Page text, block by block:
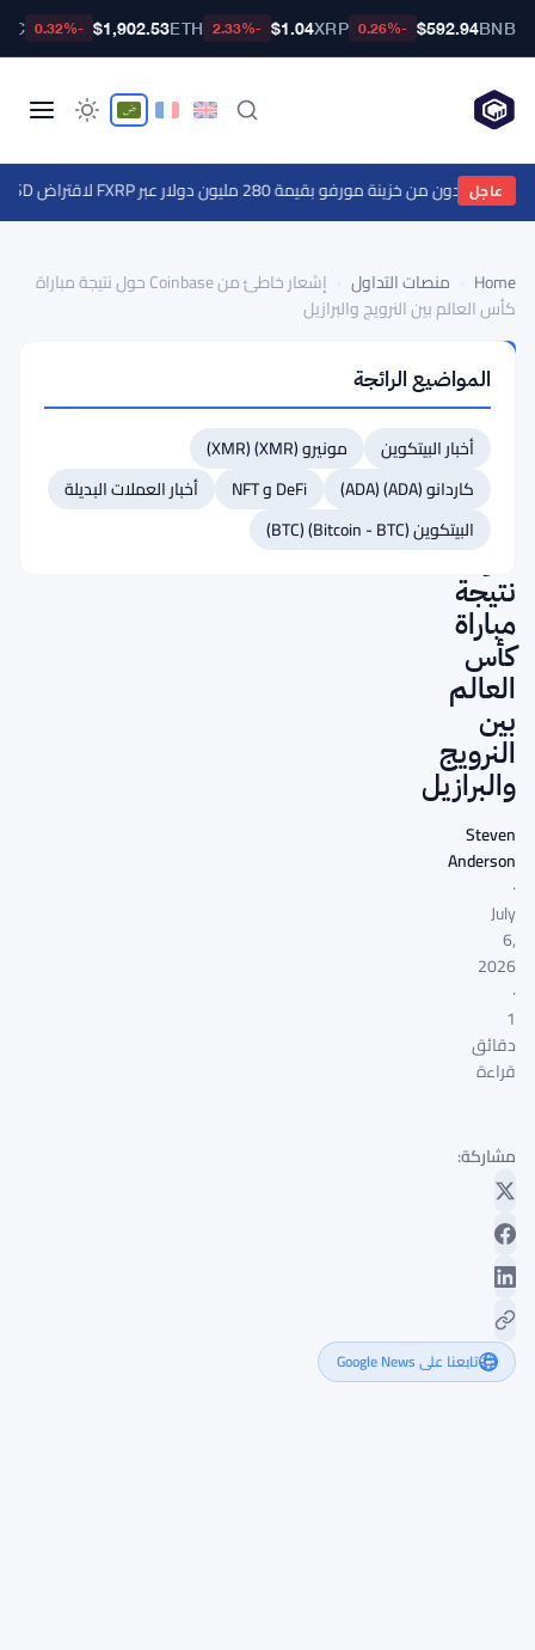
BNB
$592.94
-0.26%
XRP
$1.04
-2.33%
ETH
$1,902.53
-0.32%
عاجل
Home منصات التداول
إشعار خاطئ من Coinbase حول نتيجة مباراة
كأس العالم بين النرويج والبرازيل
التداول
إشعار
خاطئ
Coinbase
نتيجة
مباراة
كأس
العالم
بين
النرويج
والبرازيل
Steven
Anderson
·
July
6,
2026
·
1
دقائق
قراءة
مشاركة:
تابعنا على Google News
المواضيع الرائجة
أخبار البيتكوين
مونيرو (XMR) (XMR)
كاردانو (ADA) (ADA)
DeFi و NFT
أخبار العملات البديلة
البيتكوين (Bitcoin - BTC) (BTC)